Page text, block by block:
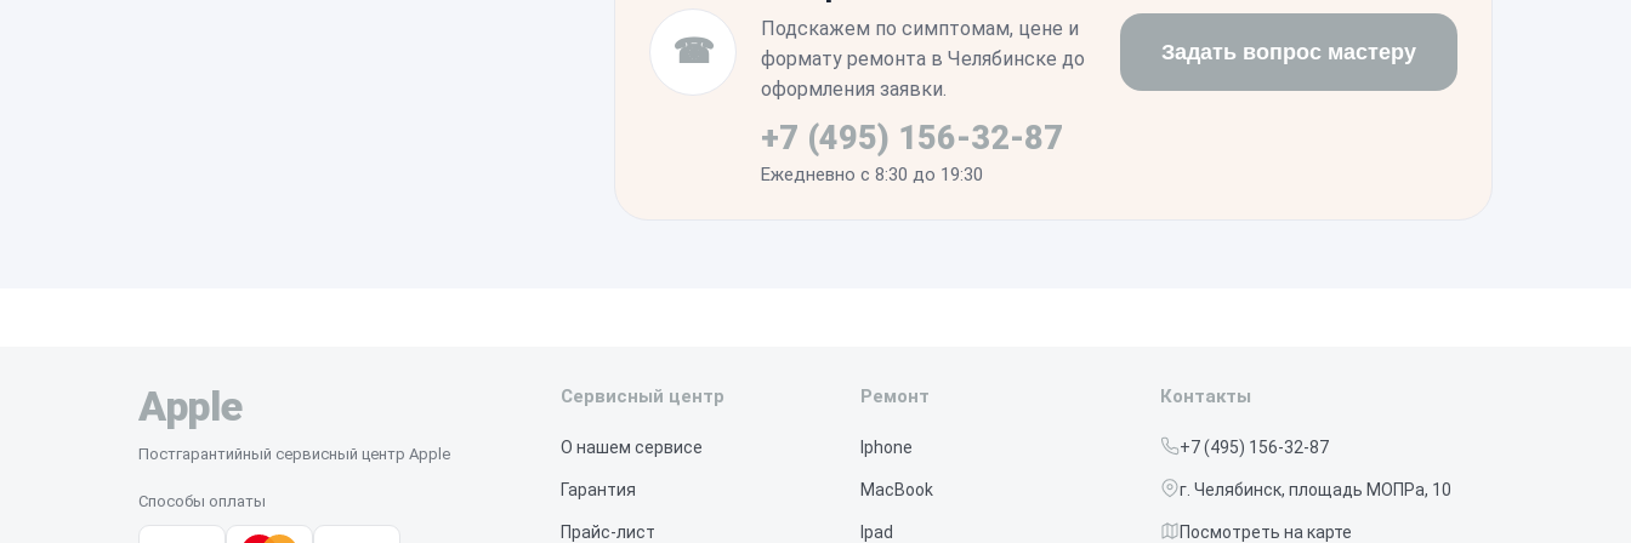
☎
Подскажем по симптомам, цене и
формату ремонта в Челябинске до
оформления заявки.
+7 (495) 156-32-87
Ежедневно с 8:30 до 19:30
Задать вопрос мастеру
Apple
Постгарантийный сервисный центр Apple
Способы оплаты
Сервисный центр
О нашем сервисе
Гарантия
Прайс-лист
Ремонт
Iphone
MacBook
Ipad
Контакты
+7 (495) 156-32-87
г. Челябинск, площадь МОПРа, 10
Посмотреть на карте